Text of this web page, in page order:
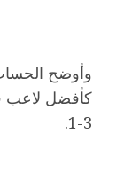
وأوضح
كأفضل لاعب
3-1.